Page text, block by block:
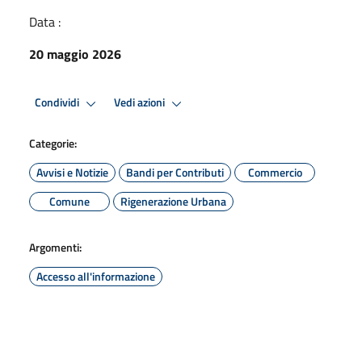
Data :
20 maggio 2026
Condividi Vedi azioni
Categorie:
Avvisi e Notizie
Bandi per Contributi
Commercio
Comune
Rigenerazione Urbana
Argomenti:
Accesso all'informazione